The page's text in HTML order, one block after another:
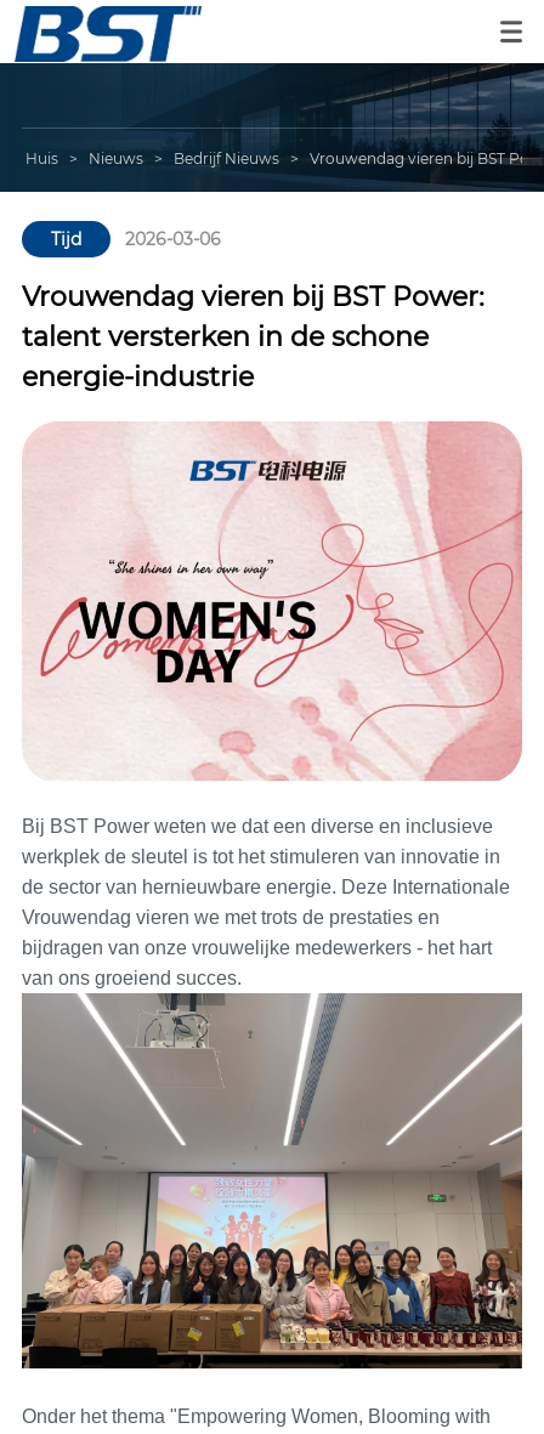
Huis > Nieuws > Bedrijf Nieuws > Vrouwendag vieren bij BST
Tijd 2026-03-06
Vrouwendag vieren bij BST Power:
talent versterken in de schone
energie-industrie
Bij BST Power weten we dat een diverse en inclusieve
werkplek de sleutel is tot het stimuleren van innovatie in
de sector van hernieuwbare energie. Deze Internationale
Vrouwendag vieren we met trots de prestaties en
bijdragen van onze vrouwelijke medewerkers - het hart
van ons groeiend succes.
Onder het thema "Empowering Women, Blooming with